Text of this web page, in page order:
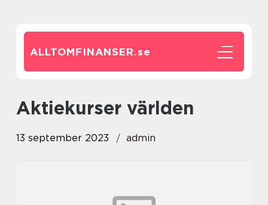
ALLTOMFINANSER.se
aktiekurser världen
13 september 2023 admin